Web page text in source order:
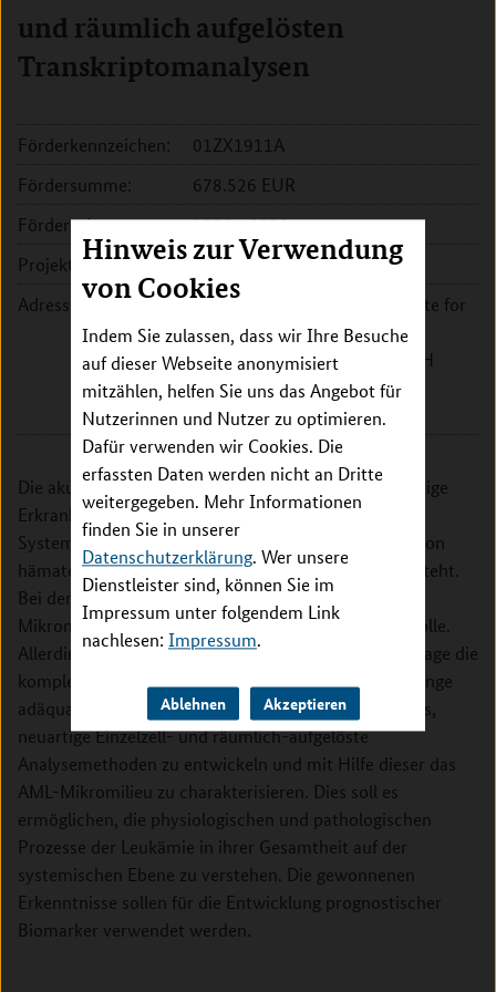
Hinweis zur Verwendung
von Cookies
Indem Sie zulassen, dass wir Ihre Besuche
auf dieser Webseite anonymisiert
mitzählen, helfen Sie uns das Angebot für
Nutzerinnen und Nutzer zu optimieren.
Dafür verwenden wir Cookies. Die
erfassten Daten werden nicht an Dritte
weitergegeben. Mehr Informationen
finden Sie in unserer
Datenschutzerklärung. Wer unsere
Dienstleister sind, können Sie im
Impressum unter folgendem Link
nachlesen: Impressum.
Ablehnen Akzeptieren
und räumlich aufgelösten
Transkriptomanalysen
Förderkennzeichen:
01ZX1911A
Fördersumme:
678.526 EUR
Förderzeitraum:
2020 - 2020
Projektleitung:
Dr. Simon Haas
Adresse:
HI-STEM - Heidelberg Institute for
Stem Cell Technology and
Experimental Medicine gGmbH
Im Neuenheimer Feld 280
69120 Heidelberg
Die akute myeloische Leukämie (AML) ist eine bösartige
Erkrankung des hämatopoetischen (blutbildenden)
Systems im Knochenmark, die durch die Entartung von
hämatopoetischen Stamm- und Vorläuferzellen entsteht.
Bei der Entwicklung dieser Erkrankung spielt das
Mikromilieu im Knochenmark eine herausragende Rolle.
Allerdings sind derzeitige Technologien nicht in der Lage die
komplexen molekularen und zellulären Zusammenhänge
adäquat darzustellen. Das Ziel dieses Vorhabens ist es,
neuartige Einzelzell- und räumlich-aufgelöste
Analysemethoden zu entwickeln und mit Hilfe dieser das
AML-Mikromilieu zu charakterisieren. Dies soll es
ermöglichen, die physiologischen und pathologischen
Prozesse der Leukämie in ihrer Gesamtheit auf der
systemischen Ebene zu verstehen. Die gewonnenen
Erkenntnisse sollen für die Entwicklung prognostischer
Biomarker verwendet werden.